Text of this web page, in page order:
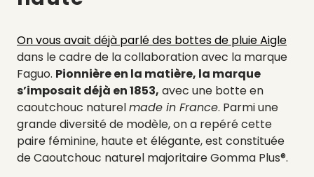
On vous avait déjà parlé des bottes de pluie Aigle
dans le cadre de la collaboration avec la marque
Faguo. Pionnière en la matière, la marque
s’imposait déjà en 1853, avec une botte en
caoutchouc naturelmade in France. Parmi une
grande diversité de modèle, on a repéré cette
paire féminine, haute et élégante, est constituée
de Caoutchouc naturel majoritaire Gomma Plus®.